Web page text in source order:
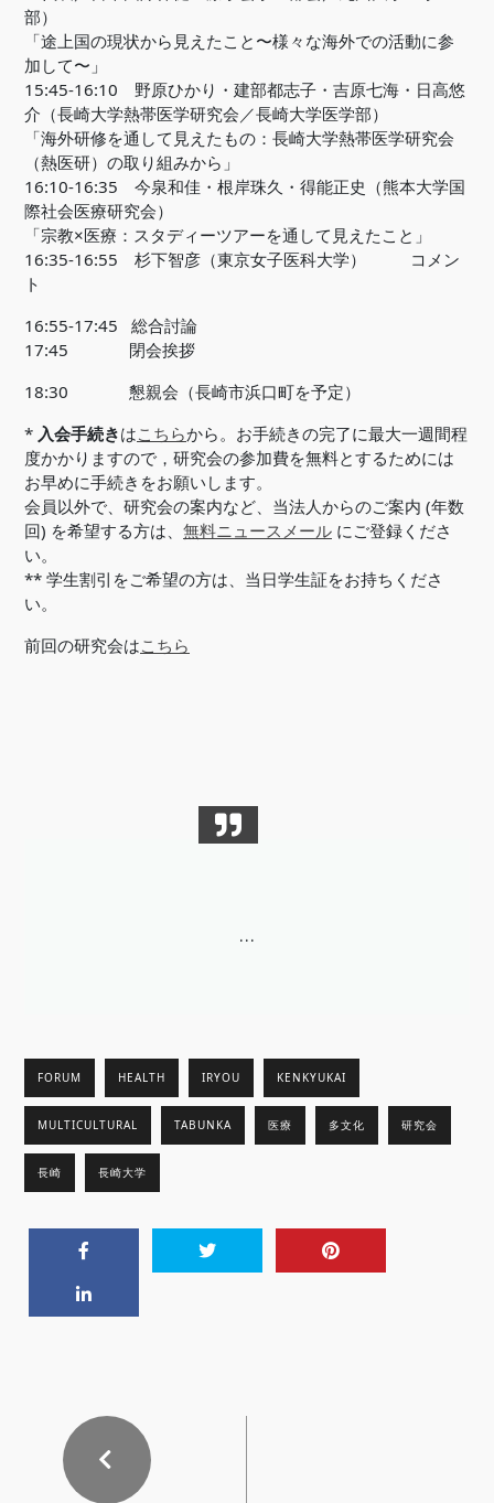
部）
「途上国の現状から見えたこと〜様々な海外での活動に参
加して〜」
15:45-16:10 野原ひかり・建部都志子・吉原七海・日高悠
介（長崎大学熱帯医学研究会／長崎大学医学部）
「海外研修を通して見えたもの：長崎大学熱帯医学研究会
（熱医研）の取り組みから」
16:10-16:35 今泉和佳・根岸珠久・得能正史（熊本大学国
際社会医療研究会）
「宗教×医療：スタディーツアーを通して見えたこと」
16:35-16:55 杉下智彦（東京女子医科大学） コメン
ト
16:55-17:45 総合討論
17:45 閉会挨拶
18:30 懇親会（長崎市浜口町を予定）
* 入会手続きはこちらから。お手続きの完了に最大一週間程
度かかりますので，研究会の参加費を無料とするためには
お早めに手続きをお願いします。
会員以外で、研究会の案内など、当法人からのご案内 (年数
回) を希望する方は、 無料ニュースメール にご登録くださ
い。
** 学生割引をご希望の方は、当日学生証をお持ちくださ
い。
前回の研究会はこちら
…
FORUM HEALTH IRYOU KENKYUKAI
MULTICULTURAL TABUNKA 医療 多文化 研究会
長崎 長崎大学